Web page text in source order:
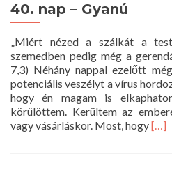
40. nap – Gyanú
„Miért nézed a szálkát a
szemedben pedig még a
7,3) Néhány nappal ezelőtt
potenciális veszélyt a vírus
hogy én magam is
körülöttem. Kerültem az
vagy vásárláskor. Most, hogyRead
[…]